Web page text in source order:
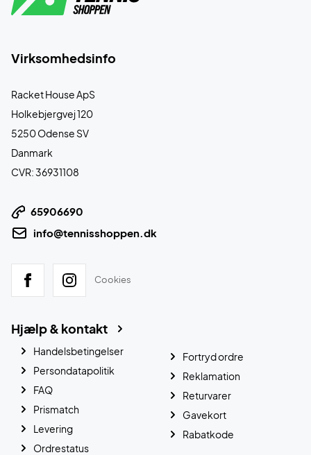
Virksomhedsinfo
Racket House ApS
Holkebjergvej 120
5250 Odense SV
Danmark
CVR: 36931108
65906690
info@tennisshoppen.dk
Cookies
Hjælp & kontakt
Handelsbetingelser
Persondatapolitik
FAQ
Prismatch
Levering
Ordrestatus
Fortryd ordre
Reklamation
Returvarer
Gavekort
Rabatkode